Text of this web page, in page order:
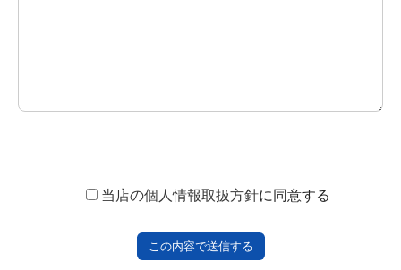
当店の個人情報取扱方針に同意する